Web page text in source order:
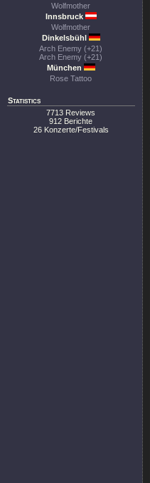
Wolfmother
Innsbruck
Wolfmother
Dinkelsbühl
Arch Enemy (+21)
Arch Enemy (+21)
München
Rose Tattoo
Statistics
7713 Reviews
912 Berichte
26 Konzerte/Festivals